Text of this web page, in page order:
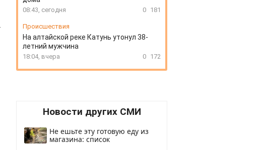
08:43, сегодня 0 181
Происшествия
На алтайской реке Катунь утонул 38-
летний мужчина
18:04, вчера 0 172
Новости других СМИ
Не ешьте эту готовую еду из
магазина: список